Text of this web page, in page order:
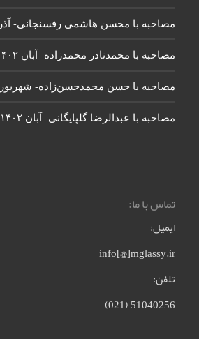
مصاحبه با محسن هاشمی رفسنجانی- آذر ۱۴۰۲
مصاحبه با محمدنادر محمدزاده- آبان ۱۴۰۲
مصاحبه با حسن محمدحسن‌زاده- شهریور ۱۴۰۲
مصاحبه با عبدالرضا گلپایگانی- آبان ۱۴۰۲
تماس با ما:
ایمیل:
info[@]mglassy.ir
تلفن:
51040256 (021)